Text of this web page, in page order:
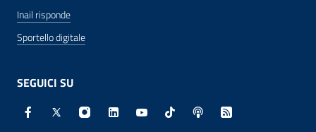
Inail risponde
Sportello digitale
SEGUICI SU
Facebook - Sito esterno - Apertura in nuova finestra
X - Sito esterno - Apertura in nuova finestra
Instagram - Sito esterno - Apertura in
Linkedin - Sito esterno - Apertura in
Youtube - Sito esterno -
TikTok - Sito esterno -
Spreaker - Sito
Feed RSS -